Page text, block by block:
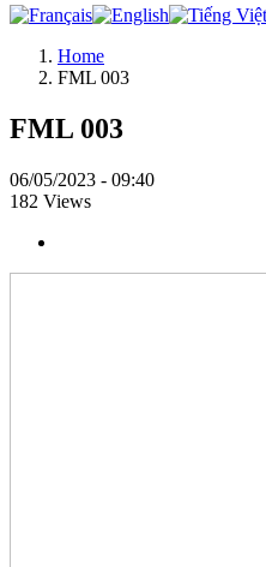
Home
FML 003
FML 003
06/05/2023 - 09:40
182 Views